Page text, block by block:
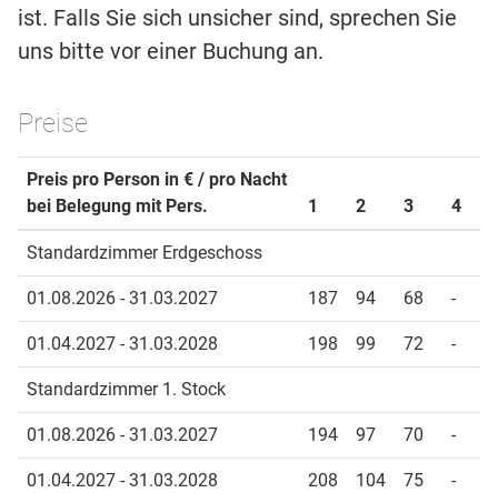
ist. Falls Sie sich unsicher sind, sprechen Sie
uns bitte vor einer Buchung an.
Preise
Preis pro Person in € / pro Nacht
bei Belegung mit Pers.
1 2 3 4
Standardzimmer Erdgeschoss
01.08.2026 - 31.03.2027 187 94 68 -
01.04.2027 - 31.03.2028 198 99 72 -
Standardzimmer 1. Stock
01.08.2026 - 31.03.2027 194 97 70 -
01.04.2027 - 31.03.2028 208 104 75 -